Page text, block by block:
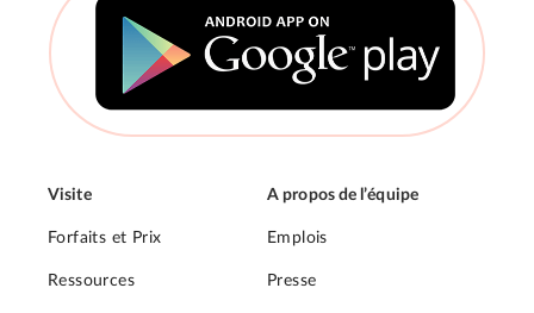
Visite
Forfaits et Prix
Ressources
A propos de l’équipe
Emplois
Presse